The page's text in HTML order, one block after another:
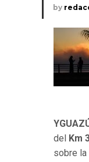
by
del Km
sobre